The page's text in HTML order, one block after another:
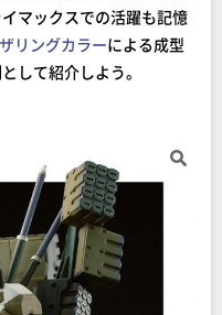
マックスでの活躍も記憶
リングカラーによる成型
して紹介しよう。